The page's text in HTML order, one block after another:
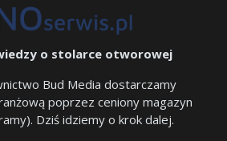
o stolarce otworowej
Bud Media dostarczamy
poprzez ceniony magazyn
Dziś idziemy o krok dalej.